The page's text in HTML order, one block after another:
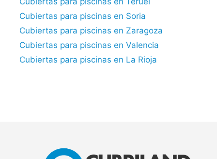
Cubiertas para piscinas en Soria
Cubiertas para piscinas en Zaragoza
Cubiertas para piscinas en Valencia
Cubiertas para piscinas en La Rioja